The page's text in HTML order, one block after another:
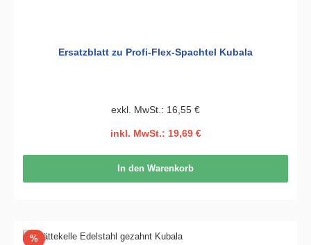
Ersatzblatt zu Profi-Flex-Spachtel Kubala
exkl. MwSt.: 16,55 €
inkl. MwSt.: 19,69 €
In den Warenkorb
%Rabatt